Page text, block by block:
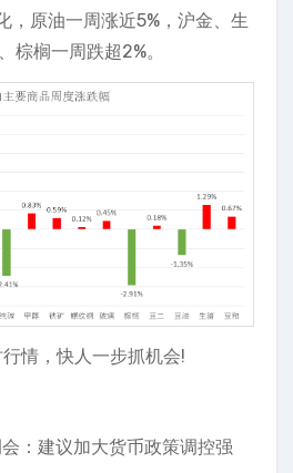
，原油一周涨近5%，沪金、生
棕榈一周跌超2%。
情，快人一步抓机会!
：建议加大货币政策调控强